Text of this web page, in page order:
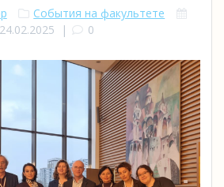
События на факультете
24.02.2025 | 0